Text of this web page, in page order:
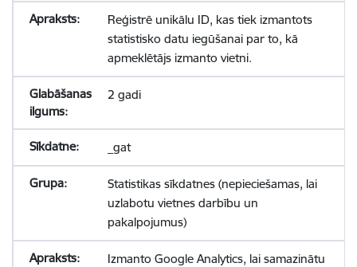
Reģistrē unikālu ID, kas tiek izmantots
statistisko datu iegūšanai par to, kā
apmeklētājs izmanto vietni.
2 gadi
_gat
Statistikas sīkdatnes (nepieciešamas, lai
uzlabotu vietnes darbību un
pakalpojumus)
Izmanto Google Analytics, lai samazinātu